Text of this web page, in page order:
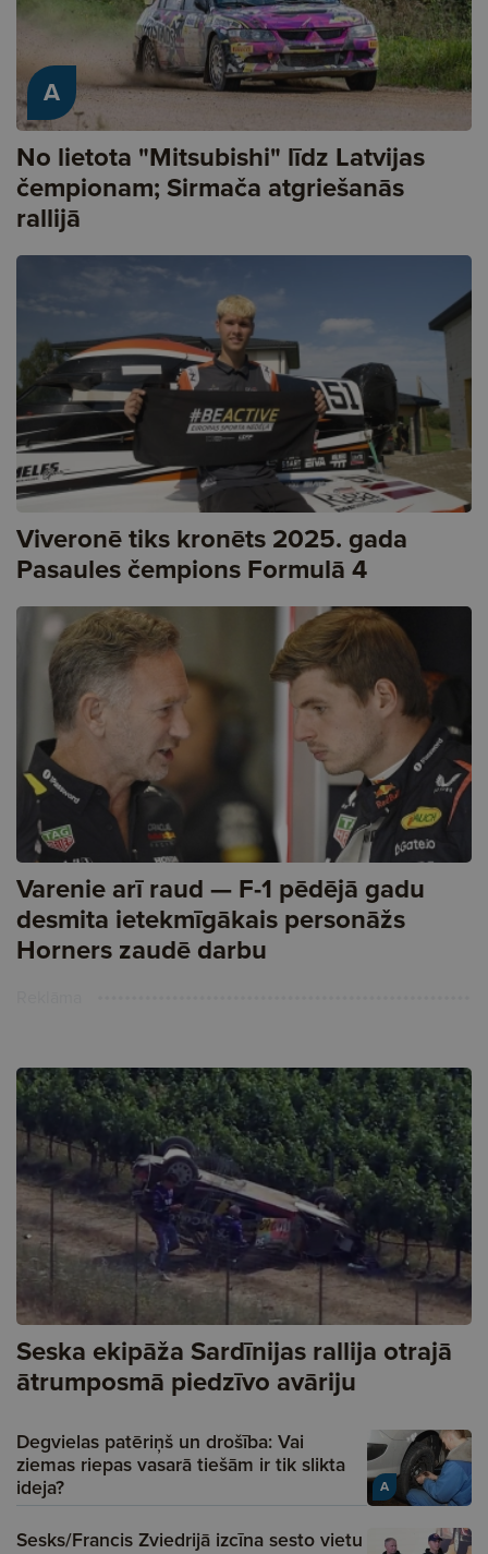
A
No lietota "Mitsubishi" līdz Latvijas
čempionam; Sirmača atgriešanās
rallijā
Viveronē tiks kronēts 2025. gada
Pasaules čempions Formulā 4
Varenie arī raud — F-1 pēdējā gadu
desmita ietekmīgākais personāžs
Horners zaudē darbu
Seska ekipāža Sardīnijas rallija otrajā
ātrumposmā piedzīvo avāriju
A
Degvielas patēriņš un drošība: Vai
ziemas riepas vasarā tiešām ir tik slikta
ideja?
Sesks/Francis Zviedrijā izcīna sesto vietu